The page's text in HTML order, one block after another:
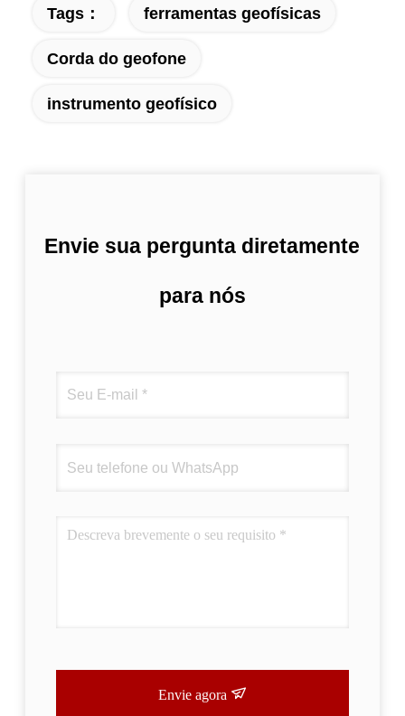
Tags： ferramentas geofísicas
Corda do geofone
instrumento geofísico
Envie sua pergunta diretamente
para nós
Envie agora